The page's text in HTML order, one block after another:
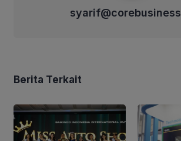
syarif@corebusiness
Berita Terkait